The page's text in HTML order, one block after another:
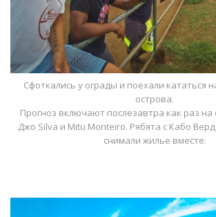
Сфоткались у ограды и поехали кататься
острова.
Прогноз включают послезавтра как раз
Джо Silva и Mitu Monteiro. Рябята с Кабо
снимали жилье вместе.